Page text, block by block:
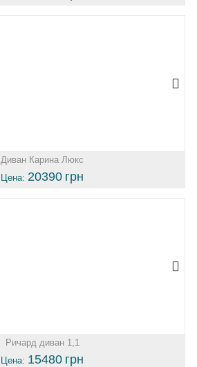
Диван Карина Люкс
Цена: 20390 грн
Ричард диван 1,1
Цена: 15480 грн